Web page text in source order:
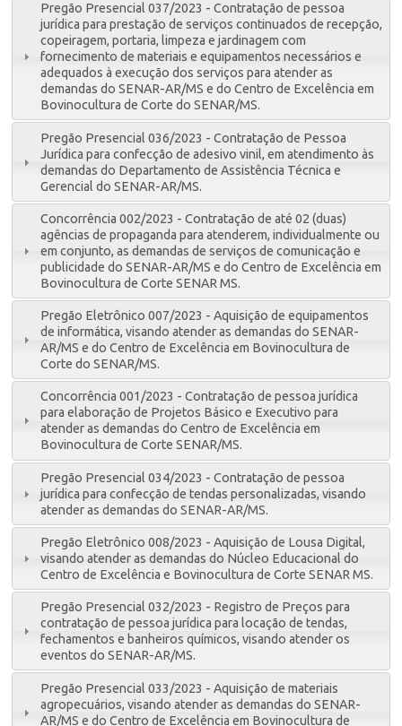
Pregão Presencial 037/2023 - Contratação de pessoa
jurídica para prestação de serviços continuados de recepção,
copeiragem, portaria, limpeza e jardinagem com
fornecimento de materiais e equipamentos necessários e
adequados à execução dos serviços para atender as
demandas do SENAR-AR/MS e do Centro de Excelência em
Bovinocultura de Corte do SENAR/MS.
Pregão Presencial 036/2023 - Contratação de Pessoa
Jurídica para confecção de adesivo vinil, em atendimento às
demandas do Departamento de Assistência Técnica e
Gerencial do SENAR-AR/MS.
Concorrência 002/2023 - Contratação de até 02 (duas)
agências de propaganda para atenderem, individualmente ou
em conjunto, as demandas de serviços de comunicação e
publicidade do SENAR-AR/MS e do Centro de Excelência em
Bovinocultura de Corte SENAR MS.
Pregão Eletrônico 007/2023 - Aquisição de equipamentos
de informática, visando atender as demandas do SENAR-
AR/MS e do Centro de Excelência em Bovinocultura de
Corte do SENAR/MS.
Concorrência 001/2023 - Contratação de pessoa jurídica
para elaboração de Projetos Básico e Executivo para
atender as demandas do Centro de Excelência em
Bovinocultura de Corte SENAR/MS.
Pregão Presencial 034/2023 - Contratação de pessoa
jurídica para confecção de tendas personalizadas, visando
atender as demandas do SENAR-AR/MS.
Pregão Eletrônico 008/2023 - Aquisição de Lousa Digital,
visando atender as demandas do Núcleo Educacional do
Centro de Excelência e Bovinocultura de Corte SENAR MS.
Pregão Presencial 032/2023 - Registro de Preços para
contratação de pessoa jurídica para locação de tendas,
fechamentos e banheiros químicos, visando atender os
eventos do SENAR-AR/MS.
Pregão Presencial 033/2023 - Aquisição de materiais
agropecuários, visando atender as demandas do SENAR-
AR/MS e do Centro de Excelência em Bovinocultura de